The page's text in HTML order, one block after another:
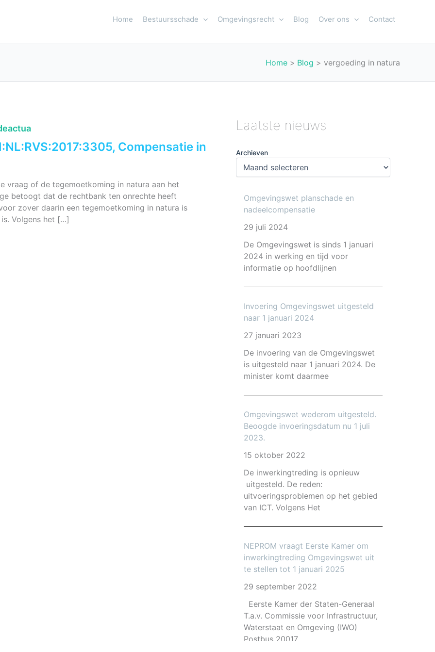
Home Bestuursschade Omgevingsrecht Blog Over ons Contact
Home Blog vergoeding in natura
Compensatie in
vraag of de tegemoetkoming in natura aan het
betoogt dat de rechtbank ten onrechte heeft
zover daarin een tegemoetkoming in natura is
Volgens het […]
Laatste nieuws
Archieven
Omgevingswet planschade en
nadeelcompensatie
29 juli 2024
De Omgevingswet is sinds 1 januari
2024 in werking en tijd voor
informatie op hoofdlijnen
Invoering Omgevingswet uitgesteld
naar 1 januari 2024
27 januari 2023
De invoering van de Omgevingswet
is uitgesteld naar 1 januari 2024. De
minister komt daarmee
Omgevingswet wederom uitgesteld.
Beoogde invoeringsdatum nu 1 juli
2023.
15 oktober 2022
De inwerkingtreding is opnieuw
uitgesteld. De reden:
uitvoeringsproblemen op het gebied
van ICT. Volgens Het
NEPROM vraagt Eerste Kamer om
inwerkingtreding Omgevingswet uit
te stellen tot 1 januari 2025
29 september 2022
Eerste Kamer der Staten-Generaal
T.a.v. Commissie voor Infrastructuur,
Waterstaat en Omgeving (IWO)
Postbus 20017